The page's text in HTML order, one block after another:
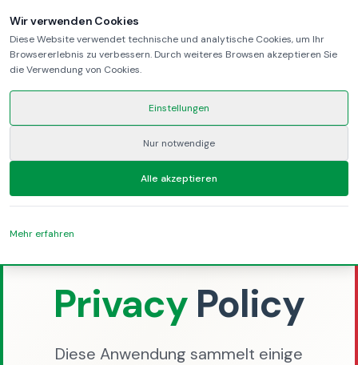
Datenschutzrichtlinie von Proclama
Privacy Policy
Diese Anwendung sammelt einige
Wir verwenden Cookies
Diese Website verwendet technische und analytische Cookies, um Ihr
Browsererlebnis zu verbessern. Durch weiteres Browsen akzeptieren Sie
die Verwendung von Cookies.
Einstellungen
Nur notwendige
Alle akzeptieren
Mehr erfahren